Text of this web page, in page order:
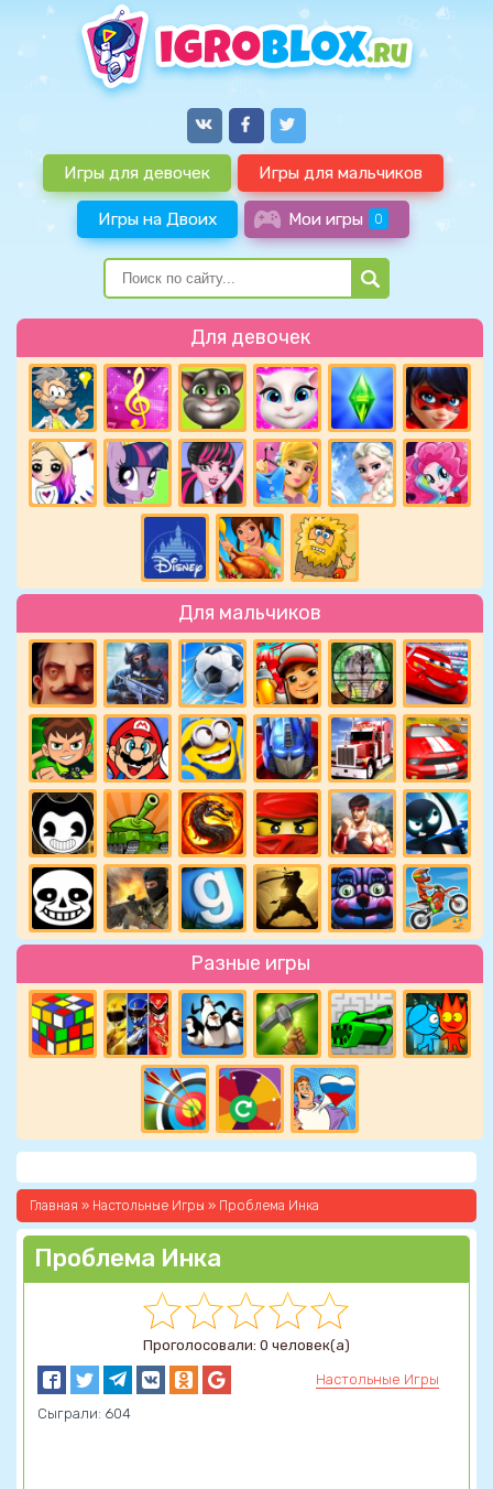
Игры для девочек Игры для мальчиков
Игры на Двоих Мои игры 0
Для девочек
Для мальчиков
Разные игры
Главная » Настольные Игры » Проблема Инка
Проблема Инка
Проголосовали: 0 человек(а)
Настольные Игры
Сыграли: 604